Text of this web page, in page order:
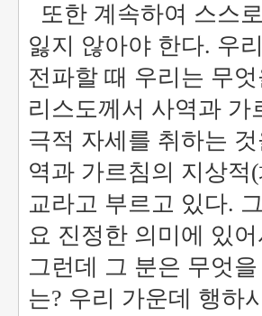
또한 계속하여 스스
잃지 않아야 한다. 우
전파할 때 우리는 무
리스도께서 사역과 가
극적 자세를 취하는
역과 가르침의 지상
교라고 부르고 있다.
요 진정한 의미에 있
그런데 그 분은 무엇
는? 우리 가운데 행하